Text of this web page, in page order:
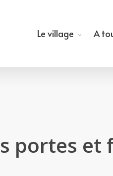
Le village A
portes et